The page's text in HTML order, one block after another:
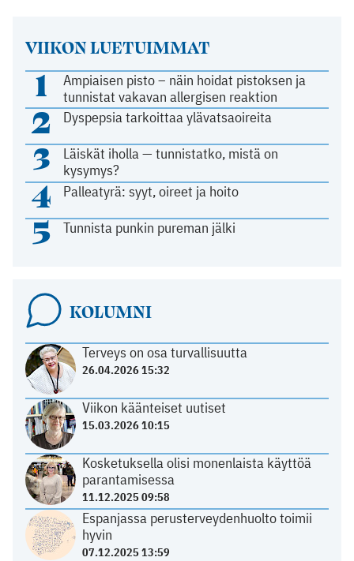
VIIKON LUETUIMMAT
1
Ampiaisen pisto – näin hoidat pistoksen ja
tunnistat vakavan allergisen reaktion
2 Dyspepsia tarkoittaa ylävatsaoireita
3
Läiskät iholla — tunnistatko, mistä on
kysymys?
4 Palleatyrä: syyt, oireet ja hoito
5 Tunnista punkin pureman jälki
KOLUMNI
Terveys on osa turvallisuutta
26.04.2026 15:32
Viikon käänteiset uutiset
15.03.2026 10:15
Kosketuksella olisi monenlaista käyttöä
parantamisessa
11.12.2025 09:58
Espanjassa perusterveydenhuolto toimii
hyvin
07.12.2025 13:59